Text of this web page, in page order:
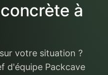
à
votre situation ?
d'équipe Packcave